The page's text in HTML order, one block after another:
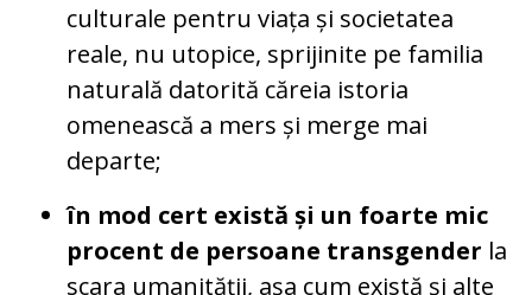
culturale pentru viața și societatea
reale, nu utopice, sprijinite pe familia
naturală datorită căreia istoria
omenească a mers și merge mai
departe;
în mod cert există și un foarte mic
procent de persoane transgender la
scara umanității, așa cum există și alte